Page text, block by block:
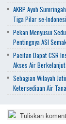
AKBP Ayub
Tiga Pilar se-
Pekan Menyusui
Pentingnya ASI
Pacitan Dapat CSR
Akses Air
Sebagian Wilayah
Ketersediaan Air
Tuliskan